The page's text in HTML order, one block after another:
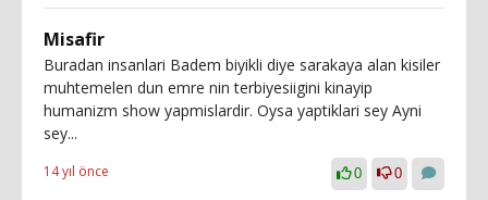
Misafir
Buradan insanlari Badem biyikli diye sarakaya alan kisiler
muhtemelen dun emre nin terbiyesiigini kinayip
humanizm show yapmislardir. Oysa yaptiklari sey Ayni
sey...
14 yıl önce 0 0